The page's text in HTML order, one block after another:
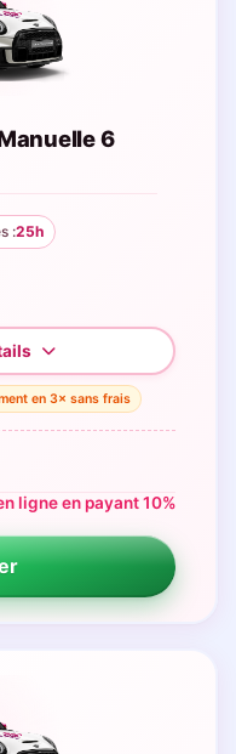
6
:25h
en 3× sans frais
ligne en payant 10%